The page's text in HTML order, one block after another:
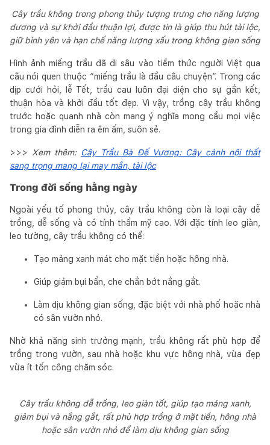
Cây trầu không trong phong thủy tượng trưng cho năng lượng
dương và sự khởi đầu thuận lợi, được tin là giúp thu hút tài lộc,
giữ bình yên và hạn chế năng lượng xấu trong không gian sống
Hình ảnh miếng trầu đã đi sâu vào tiềm thức người Việt qua
câu nói quen thuộc “miếng trầu là đầu câu chuyện”. Trong các
dịp cưới hỏi, lễ Tết, trầu cau luôn đại diện cho sự gắn kết,
thuận hòa và khởi đầu tốt đẹp. Vì vậy, trồng cây trầu không
trước hoặc quanh nhà còn mang ý nghĩa mong cầu mọi việc
trong gia đình diễn ra êm ấm, suôn sẻ.
>>> Xem thêm: Cây Trầu Bà Đế Vương: Cây cảnh nội thất
sang trọng mang lại may mắn, tài lộc
Trong đời sống hằng ngày
Ngoài yếu tố phong thủy, cây trầu không còn là loại cây dễ
trồng, dễ sống và có tính thẩm mỹ cao. Với đặc tính leo giàn,
leo tường, cây trầu không có thể:
Tạo mảng xanh mát cho mặt tiền hoặc hông nhà.
Giúp giảm bụi bẩn, che chắn bớt nắng gắt.
Làm dịu không gian sống, đặc biệt với nhà phố hoặc nhà
có sân vườn nhỏ.
Nhờ khả năng sinh trưởng mạnh, trầu không rất phù hợp để
trồng trong vườn, sau nhà hoặc khu vực hông nhà, vừa đẹp
vừa ít tốn công chăm sóc.
Cây trầu không dễ trồng, leo giàn tốt, giúp tạo mảng xanh,
giảm bụi và nắng gắt, rất phù hợp trồng ở mặt tiền, hông nhà
hoặc sân vườn nhỏ để làm dịu không gian sống